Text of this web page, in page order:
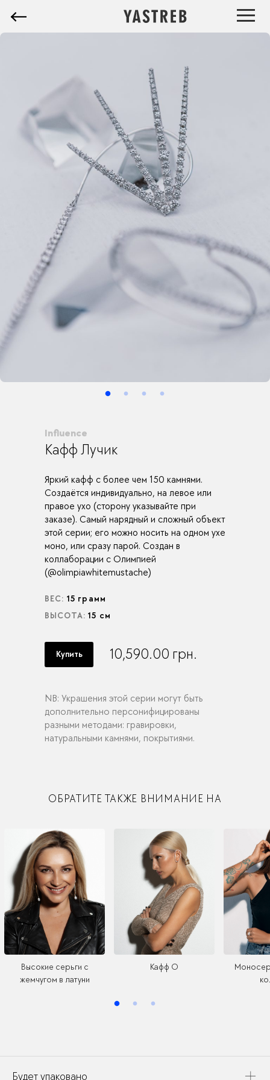
Influence
Кафф Лучик
Яркий кафф с более чем 150 камнями.
Создаётся индивидуально, на левое или
правое ухо (сторону указывайте при
заказе). Cамый нарядный и сложный объект
этой серии; его можно носить на одном ухе
моно, или сразу парой. Создан в
коллаборации с Олимпией
(@olimpiawhitemustache)
ВЕС: 15 грамм
ВЫСОТА:15 см
Купить 10,590.00 грн.
NB: Украшения этой серии могут быть
дополнительно персонифицированы
разными методами: гравировки,
натуральными камнями, покрытиями.
ОБРАТИТЕ ТАКЖЕ ВНИМАНИЕ НА
Высокие серьги с
жемчугом в латуни
Кафф О
Будет упаковано